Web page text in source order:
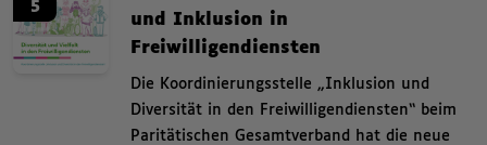
und Inklusion in
Freiwilligendiensten
Die Koordinierungsstelle „Inklusion und
Diversität in den Freiwilligendiensten“ beim
Paritätischen Gesamtverband hat die neue
5